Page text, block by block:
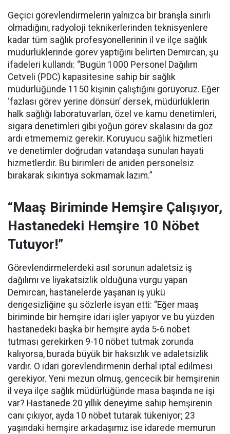
Geçici görevlendirmelerin yalnızca bir branşla sınırlı
olmadığını, radyoloji teknikerlerinden teknisyenlere
kadar tüm sağlık profesyonellerinin il ve ilçe sağlık
müdürlüklerinde görev yaptığını belirten Demircan, şu
ifadeleri kullandı: “Bugün 1000 Personel Dağılım
Cetveli (PDC) kapasitesine sahip bir sağlık
müdürlüğünde 1150 kişinin çalıştığını görüyoruz. Eğer
‘fazlası görev yerine dönsün’ dersek, müdürlüklerin
halk sağlığı laboratuvarları, özel ve kamu denetimleri,
sigara denetimleri gibi yoğun görev skalasını da göz
ardı etmememiz gerekir. Koruyucu sağlık hizmetleri
ve denetimler doğrudan vatandaşa sunulan hayati
hizmetlerdir. Bu birimleri de aniden personelsiz
bırakarak sıkıntıya sokmamak lazım.”
“Maaş Biriminde Hemşire Çalışıyor,
Hastanedeki Hemşire 10 Nöbet
Tutuyor!”
Görevlendirmelerdeki asıl sorunun adaletsiz iş
dağılımı ve liyakatsizlik olduğuna vurgu yapan
Demircan, hastanelerde yaşanan iş yükü
dengesizliğine şu sözlerle isyan etti: “Eğer maaş
biriminde bir hemşire idari işler yapıyor ve bu yüzden
hastanedeki başka bir hemşire ayda 5-6 nöbet
tutması gerekirken 9-10 nöbet tutmak zorunda
kalıyorsa, burada büyük bir haksızlık ve adaletsizlik
vardır. O idari görevlendirmenin derhal iptal edilmesi
gerekiyor. Yeni mezun olmuş, gencecik bir hemşirenin
il veya ilçe sağlık müdürlüğünde masa başında ne işi
var? Hastanede 20 yıllık deneyime sahip hemşirenin
canı çıkıyor, ayda 10 nöbet tutarak tükeniyor; 23
yaşındaki hemşire arkadaşımız ise idarede memurun